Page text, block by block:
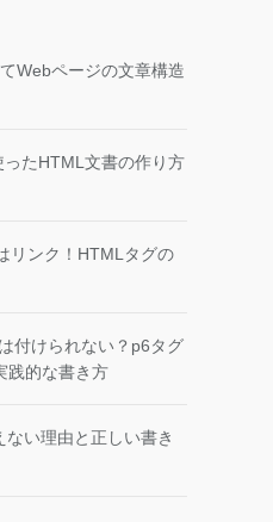
Webページの文章構造
たHTML文書の作り方
リンク！HTMLタグの
付けられない？p6タグ
践的な書き方
い理由と正しい書き